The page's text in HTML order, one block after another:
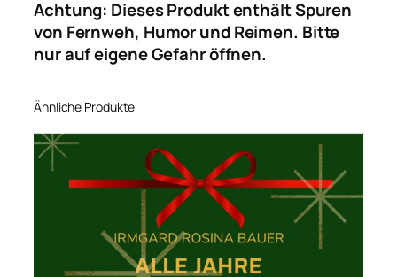
Achtung: Dieses Produkt enthält Spuren
von Fernweh, Humor und Reimen. Bitte
nur auf eigene Gefahr öffnen.
Ähnliche Produkte